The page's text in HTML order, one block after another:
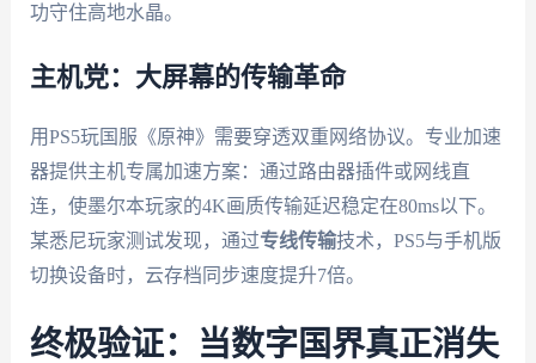
功守住高地水晶。
主机党：大屏幕的传输革命
用PS5玩国服《原神》需要穿透双重网络协议。专业加速
器提供主机专属加速方案：通过路由器插件或网线直
连，使墨尔本玩家的4K画质传输延迟稳定在80ms以下。
某悉尼玩家测试发现，通过专线传输技术，PS5与手机版
切换设备时，云存档同步速度提升7倍。
终极验证：当数字国界真正消失